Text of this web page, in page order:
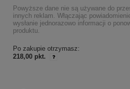
Powyższe dane nie są używane do
innych reklam. Włączając
wysłanie jednorazowo informacji o
produktu.
Po zakupie otrzymasz:
218,00 pkt.